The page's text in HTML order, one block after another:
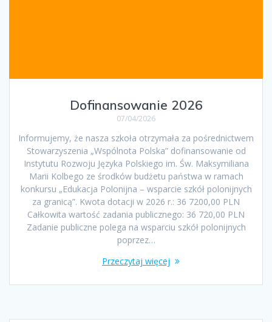
Dofinansowanie 2026
07/04/2026
Informujemy, że nasza szkoła otrzymała za pośrednictwem
Stowarzyszenia „Wspólnota Polska” dofinansowanie od
Instytutu Rozwoju Języka Polskiego im. Św. Maksymiliana
Marii Kolbego ze środków budżetu państwa w ramach
konkursu „Edukacja Polonijna – wsparcie szkół polonijnych
za granicą”. Kwota dotacji w 2026 r.: 36 7200,00 PLN
Całkowita wartość zadania publicznego: 36 720,00 PLN
Zadanie publiczne polega na wsparciu szkół polonijnych
poprzez…
Przeczytaj więcej